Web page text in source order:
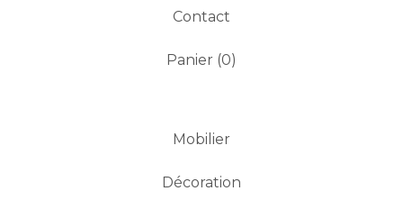
Contact
Panier (0)
Mobilier
Décoration